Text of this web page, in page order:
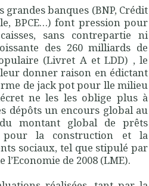
banques (BNP, Crédit
BPCE…) font pression pour
sans contrepartie ni
des 260 milliards de
(Livret A et LDD) , le
donner raison en édictant
de jack pot pour lle milieu
ne les les oblige plus à
dépôts un encours global au
montant global de prêts
pour la construction et la
sociaux, tel que stipulé par
de 2008 (LME).